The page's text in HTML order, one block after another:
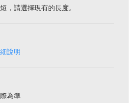
，請選擇現有的長度。
說明
為準